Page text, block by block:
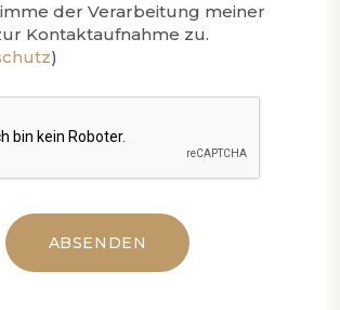
der Verarbeitung meiner
Kontaktaufnahme zu.
)